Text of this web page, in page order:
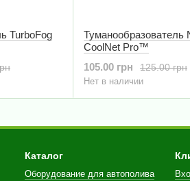
TurboFog
Туманообразователь
CoolNet Pro™
125.00 грн
105.00 грн
Нет в наличии
Каталог
Оборудование для автополива